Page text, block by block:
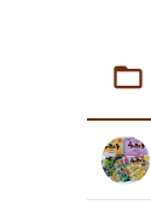
folder_open